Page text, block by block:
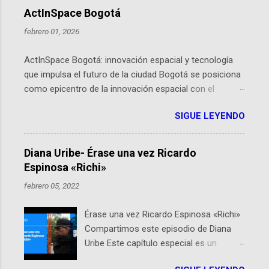
ActInSpace Bogotá
febrero 01, 2026
ActInSpace Bogotá: innovación espacial y tecnología
que impulsa el futuro de la ciudad Bogotá se posiciona
como epicentro de la innovación espacial con el
hackathon global que convierte tecnologías de la
Agencia Espacial Europea en soluciones prácticas para
la vida cotidiana. Este evento, organizado por el
Planetario de Bogotá del Idartes y la Universidad de los
Andes, reúne a expertos como el presidente de Airbus
Colombia y líderes del sector aeroespacial para inspirar
por qué importa en Bogotá ActInSpace es una
competencia mundial que opera en más de 60
ciudades, donde participantes tienen 24 horas para
idear startups basadas en tecnologías espaciales
SIGUE LEYENDO
Diana Uribe- Érase una vez Ricardo
Espinosa «Richi»
febrero 05, 2022
Érase una vez Ricardo Espinosa «Richi»
Compartimos este episodio de Diana
Uribe Este capítulo especial es un